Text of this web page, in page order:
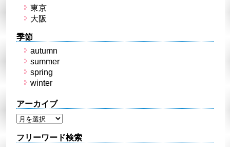
東京
大阪
季節
autumn
summer
spring
winter
アーカイブ
フリーワード検索